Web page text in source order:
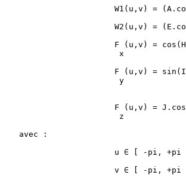
W1(u,v) =
W2(u,v) =
F (u,v) =
x
F (u,v) =
y
F (u,v) =
z
avec :
u ∈ [ -pi,
v ∈ [ -pi,